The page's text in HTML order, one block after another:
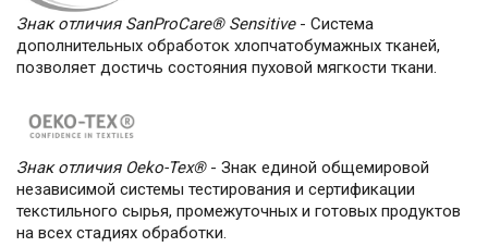
Знак отличия SanProCare® Sensitive - Система
дополнительных обработок хлопчатобумажных тканей,
позволяет достичь состояния пуховой мягкости ткани.
Знак отличия Oeko-Tex® - Знак единой общемировой
независимой системы тестирования и сертификации
текстильного сырья, промежуточных и готовых продуктов
на всех стадиях обработки.